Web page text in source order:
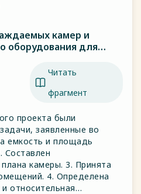
камер и
оборудования для
Читать
фрагмент
проекта были
заявленные во
емкость и площадь
Составлен
камеры. 3. Принята
4. Определена
относительная